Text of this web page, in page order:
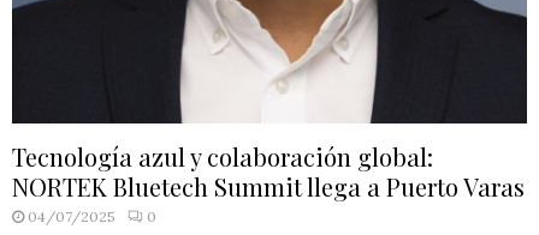
Tecnología azul y colaboración global:
NORTEK Bluetech Summit llega a Puerto Varas
04/07/2025 0